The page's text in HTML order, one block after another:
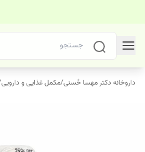
داروخانه دکتر مهسا حُسنی/مکمل غذایی و دارویی